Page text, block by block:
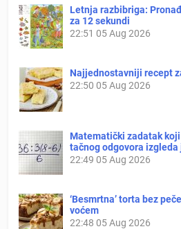
Letnja razbibriga:
za 12 sekundi
22:51 05 Aug 2026
Najjednostavniji recept
22:50 05 Aug 2026
Matematički zadatak
tačnog odgovora
22:49 05 Aug 2026
‘Besmrtna’ torta bez
voćem
22:48 05 Aug 2026